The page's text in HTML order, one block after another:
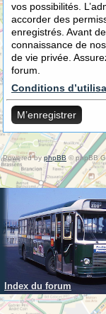
vos possibilités.
accorder des
enregistrés. Avant
connaissance de
de vie privée.
forum.
Conditions
M’enregistrer
Powered byphpBB © phpBB
Index du forum